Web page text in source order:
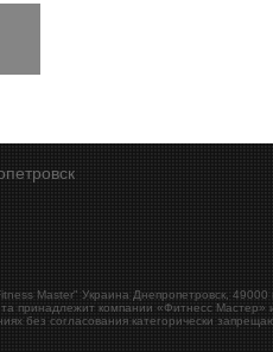
Master" Украина Днепропетровск 49000
принадлежит компании «Фитнесс Мастер»
без согласования категорически